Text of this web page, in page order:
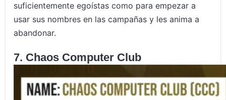
suficientemente egoístas como para empezar a
usar sus nombres en las campañas y les anima a
abandonar.
7. Chaos Computer Club